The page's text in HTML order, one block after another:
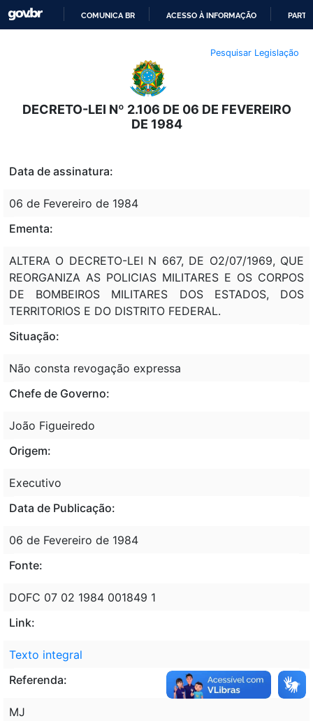
O
CONTEÚDO
COMUNICA BR ACESSO À INFORMAÇÃO
Pesquisar Legislação
DECRETO-LEI Nº 2.106 DE 06 DE FEVEREIRO
DE 1984
Data de assinatura:
06 de Fevereiro de 1984
Ementa:
ALTERA O DECRETO-LEI N 667, DE O2/07/1969, QUE
REORGANIZA AS POLICIAS MILITARES E OS CORPOS
DE BOMBEIROS MILITARES DOS ESTADOS, DOS
TERRITORIOS E DO DISTRITO FEDERAL.
Situação:
Não consta revogação expressa
Chefe de Governo:
João Figueiredo
Origem:
Executivo
Data de Publicação:
06 de Fevereiro de 1984
Fonte:
DOFC 07 02 1984 001849 1
Link:
Texto integral
Referenda:
MJ